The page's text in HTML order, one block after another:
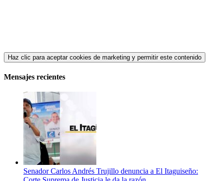
Haz clic para aceptar cookies de marketing y permitir este contenido
Mensajes recientes
Senador Carlos Andrés Trujillo denuncia a El Itaguiseño: